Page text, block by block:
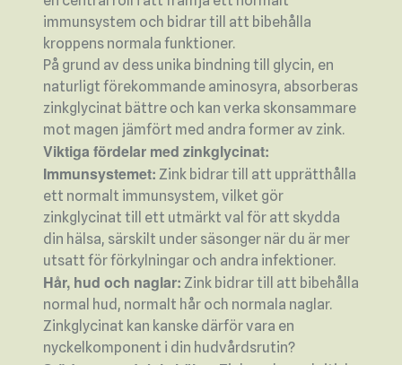
immunsystem och bidrar till att bibehålla
kroppens normala funktioner.
På grund av dess unika bindning till glycin, en
naturligt förekommande aminosyra, absorberas
zinkglycinat bättre och kan verka skonsammare
mot magen jämfört med andra former av zink.
Viktiga fördelar med zinkglycinat:
Immunsystemet: Zink bidrar till att upprätthålla
ett normalt immunsystem, vilket gör
zinkglycinat till ett utmärkt val för att skydda
din hälsa, särskilt under säsonger när du är mer
utsatt för förkylningar och andra infektioner.
Hår, hud och naglar: Zink bidrar till att bibehålla
normal hud, normalt hår och normala naglar.
Zinkglycinat kan kanske därför vara en
nyckelkomponent i din hudvårdsrutin?